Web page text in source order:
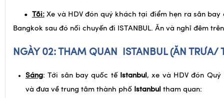
• Tối:Xe và HDV đón quý khách tại điểm hẹn ra sân bay
Bangkok sau đó nối chuyến đi ISTANBUL. Ăn và nghỉ đêm
NGÀY 02: THAM QUAN ISTANBUL (ĂN TRƯA/
Sáng: Tới sân bay quốc tế Istanbul , xe và HDV đón
và đưa về trung tâm thành phố Istanbul tham quan: